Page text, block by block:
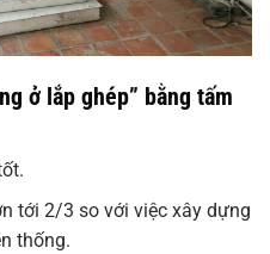
ở lắp ghép” bằng tấm
tới 2/3 so với việc xây dựng
thống.